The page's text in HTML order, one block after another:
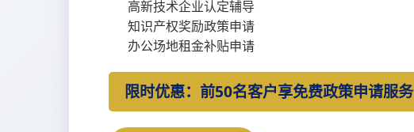
高新技术企业认定辅导
知识产权奖励政策申请
办公场地租金补贴申请
限时优惠：前50名客户享免费政策申请服务